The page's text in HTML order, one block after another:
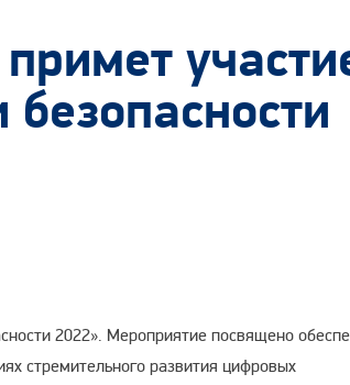
2022». Мероприятие посвящено
стремительного развития цифровых